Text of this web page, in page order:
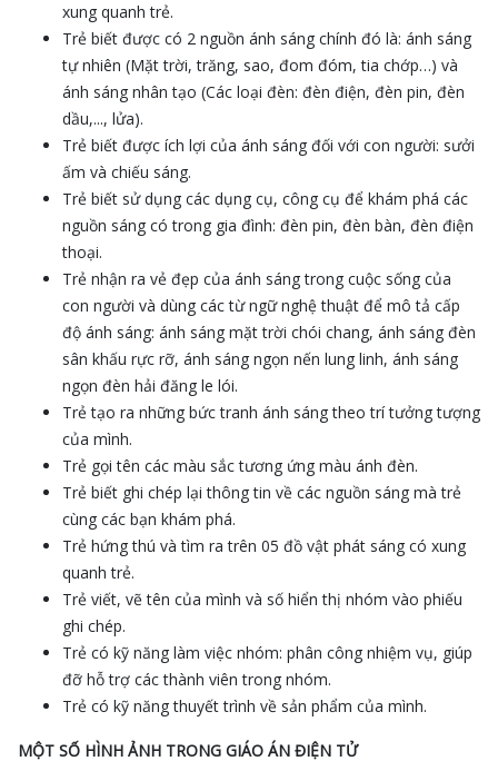
xung quanh trẻ.
Trẻ biết được có 2 nguồn ánh sáng chính đó là: ánh sáng
tự nhiên (Mặt trời, trăng, sao, đom đóm, tia chớp…) và
ánh sáng nhân tạo (Các loại đèn: đèn điện, đèn pin, đèn
dầu,..., lửa).
Trẻ biết được ích lợi của ánh sáng đối với con người: sưởi
ấm và chiếu sáng.
Trẻ biết sử dụng các dụng cụ, công cụ để khám phá các
nguồn sáng có trong gia đình: đèn pin, đèn bàn, đèn điện
thoại.
Trẻ nhận ra vẻ đẹp của ánh sáng trong cuộc sống của
con người và dùng các từ ngữ nghệ thuật để mô tả cấp
độ ánh sáng: ánh sáng mặt trời chói chang, ánh sáng đèn
sân khấu rực rỡ, ánh sáng ngọn nến lung linh, ánh sáng
ngọn đèn hải đăng le lói.
Trẻ tạo ra những bức tranh ánh sáng theo trí tưởng tượng
của mình.
Trẻ gọi tên các màu sắc tương ứng màu ánh đèn.
Trẻ biết ghi chép lại thông tin về các nguồn sáng mà trẻ
cùng các bạn khám phá.
Trẻ hứng thú và tìm ra trên 05 đồ vật phát sáng có xung
quanh trẻ.
Trẻ viết, vẽ tên của mình và số hiển thị nhóm vào phiếu
ghi chép.
Trẻ có kỹ năng làm việc nhóm: phân công nhiệm vụ, giúp
đỡ hỗ trợ các thành viên trong nhóm.
Trẻ có kỹ năng thuyết trình về sản phẩm của mình.
MỘT SỐ HÌNH ẢNH TRONG GIÁO ÁN ĐIỆN TỬ